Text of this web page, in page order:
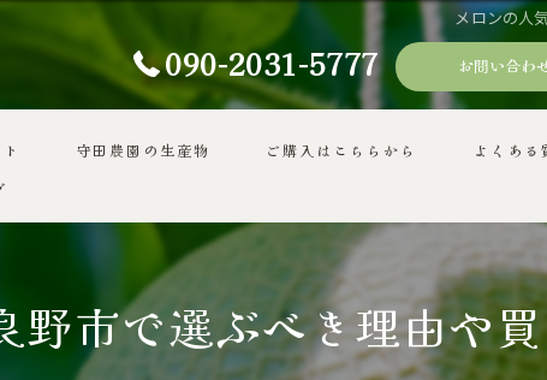
メロンの人
090-2031-5777 お問い合わ
さつ
守田農園の生産物 ご購入はこちらから よくある
市で選ぶべき理由や